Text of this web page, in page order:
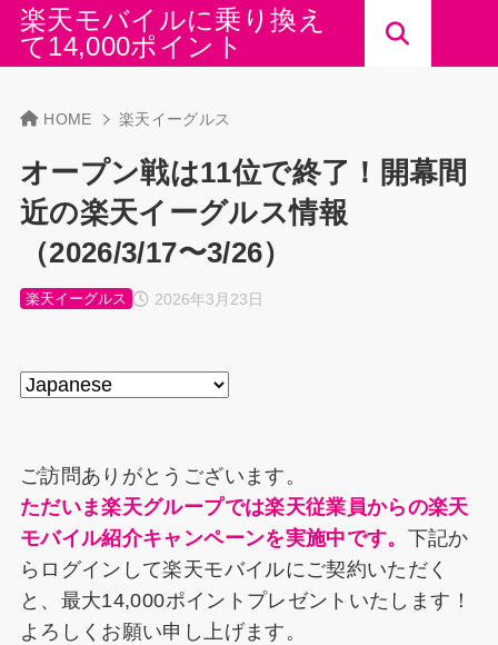
楽天モバイルに乗り換え
て14,000ポイント
HOME 楽天イーグルス
オープン戦は11位で終了！開幕間
近の楽天イーグルス情報
（2026/3/17〜3/26）
2026年3月23日
楽天イーグルス
ご訪問ありがとうございます。
ただいま楽天グループでは楽天従業員からの楽天
モバイル紹介キャンペーンを実施中です。 下記か
らログインして楽天モバイルにご契約いただく
と、最大14,000ポイントプレゼントいたします！
よろしくお願い申し上げます。